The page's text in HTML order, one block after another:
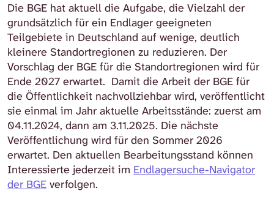
Die BGE hat aktuell die Aufgabe, die Vielzahl der
grundsätzlich für ein Endlager geeigneten
Teilgebiete in Deutschland auf wenige, deutlich
kleinere Standortregionen zu reduzieren. Der
Vorschlag der BGE für die Standortregionen wird für
Ende 2027 erwartet. Damit die Arbeit der BGE für
die Öffentlichkeit nachvollziehbar wird, veröffentlicht
sie einmal im Jahr aktuelle Arbeitsstände: zuerst am
04.11.2024, dann am 3.11.2025. Die nächste
Veröffentlichung wird für den Sommer 2026
erwartet. Den aktuellen Bearbeitungsstand können
Interessierte jederzeit im Endlagersuche-Navigator
der BGE verfolgen.